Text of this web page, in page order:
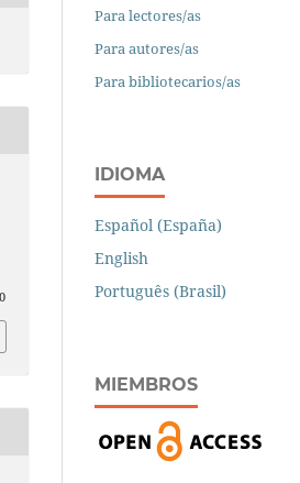
Para lectores/as
Para autores/as
Para bibliotecarios/as
IDIOMA
Español (España)
English
Português (Brasil)
MIEMBROS